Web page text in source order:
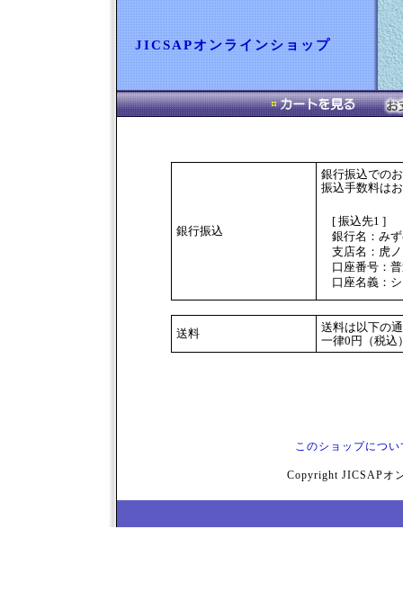
JICSAPオンラインショップ
銀行振込
銀行振込での
振込手数料は
[ 振込先1 ]
銀行名：み
支店名：虎
口座番号：
口座名義：
送料
送料は以下の
一律0円（税込
このショップについ
Copyright JICSAPオ